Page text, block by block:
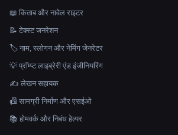
📖 किताब और नावेल राइटर
📝 टेक्स्ट जनरेशन
🏷️ नाम, स्लोगन और नेमिंग जेनरेटर
💡 प्रॉम्प्ट लाइब्रेरी एंड इंजीनियरिंग
✍️ लेखन सहायक
📠 सामग्री निर्माण और एसईओ
📚 होमवर्क और निबंध हेल्पर